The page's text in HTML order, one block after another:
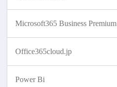
Microsoft365 Business Premium
Office365cloud.jp
Power Bi